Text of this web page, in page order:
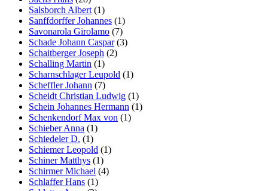
Salsborch Albert (1)
Sanffdorffer Johannes (1)
Savonarola Girolamo (7)
Schade Johann Caspar(3)
Schaitberger Joseph (2)
Schalling Martin (1)
Scharnschlager Leupold (1)
Scheffler Johann (7)
Scheidt Christian Ludwig (1)
Schein Johannes Hermann (1)
Schenkendorf Max von (1)
Schieber Anna (1)
Schiedeler D. (1)
Schiemer Leopold (1)
Schiner Matthys (1)
Schirmer Michael (4)
Schlaffer Hans (1)